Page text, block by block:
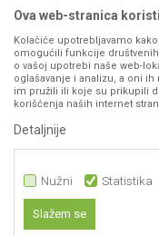
Plaćanje karticama
Web kredit Raiffeisen
Pravo na odustajanje
Reklamacije
Zamena artikala
VIBER I SMS
PRATITE NAS
Ova web-stranica
Kolačiće upotrebljavamo
omogućili funkcije
o vašoj upotrebi naše web-
oglašavanje i analizu, a oni
im pružili ili koje su prikupili
korišćenja naših internet
Detaljnije
Nužni Statistika
Slažem se